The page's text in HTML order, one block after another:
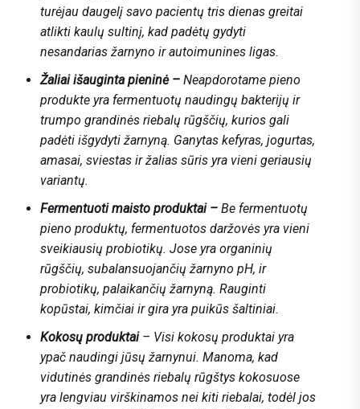
turėjau daugelį savo pacientų tris dienas greitai
atlikti kaulų sultinį, kad padėtų gydyti
nesandarias žarnyno ir autoimunines ligas.
Žaliai išauginta pieninė – Neapdorotame pieno
produkte yra fermentuotų naudingų bakterijų ir
trumpo grandinės riebalų rūgščių, kurios gali
padėti išgydyti žarnyną. Ganytas kefyras, jogurtas,
amasai, sviestas ir žalias sūris yra vieni geriausių
variantų.
Fermentuoti maisto produktai – Be fermentuotų
pieno produktų, fermentuotos daržovės yra vieni
sveikiausių probiotikų. Jose yra organinių
rūgščių, subalansuojančių žarnyno pH, ir
probiotikų, palaikančių žarnyną. Rauginti
kopūstai, kimčiai ir gira yra puikūs šaltiniai.
Kokosų produktai– Visi kokosų produktai yra
ypač naudingi jūsų žarnynui. Manoma, kad
vidutinės grandinės riebalų rūgštys kokosuose
yra lengviau virškinamos nei kiti riebalai, todėl jos